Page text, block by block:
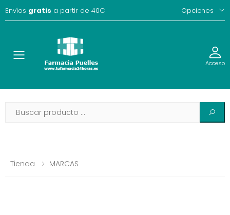
Envíos gratis a partir de 40€ Opciones
Toggle Acceso
Tienda MARCAS